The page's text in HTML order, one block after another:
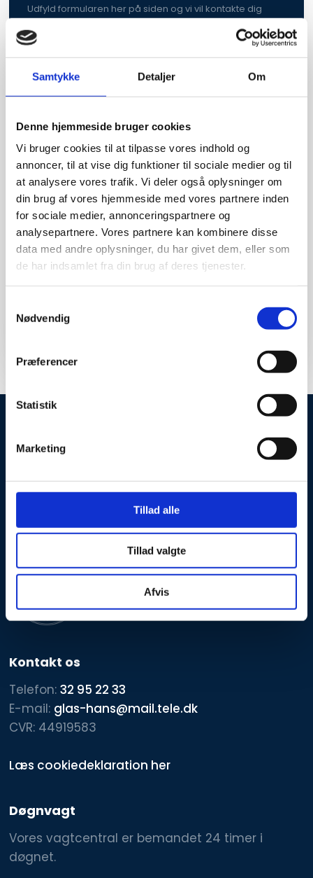
Samtykke Detaljer Om
Denne hjemmeside bruger cookies
Vi bruger cookies til at tilpasse vores indhold og
annoncer, til at vise dig funktioner til sociale medier og til
at analysere vores trafik. Vi deler også oplysninger om
din brug af vores hjemmeside med vores partnere inden
for sociale medier, annonceringspartnere og
analysepartnere. Vores partnere kan kombinere disse
data med andre oplysninger, du har givet dem, eller som
de har indsamlet fra din brug af deres tjenester.
Nødvendig
Præferencer
Statistik
Marketing
Tillad alle
Tillad valgte
Afvis
Udfyld formularen her på siden og vi vil kontakte dig
hurtigst muligt med et uforpligtende prisoverslag.
Vi besvarer alle henvendelser inden for 24 timer.
Glarmester Hans Jensen ApS
Fuglebækvej 2 B st. tv.
Klik for rutevejledning
Kontakt os
​Telefon:32 95 22 33
E-mail: glas-hans@mail.tele.dk
CVR: 44919583
Læs cookiedeklaration her
Døgnvagt
Vores vagtcentral er bemandet 24 timer i
døgnet.